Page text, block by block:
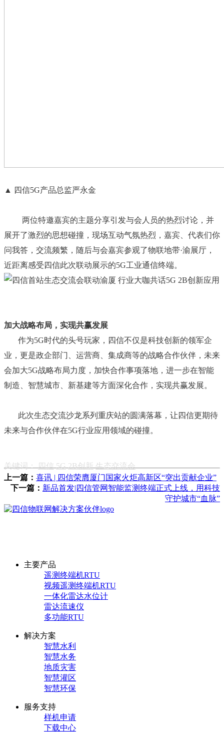
▲ 四信5G产品总监严永金
两位特邀嘉宾的主题分享引发与会人员的热烈讨论，并
展开了激烈的思想碰撞，现场互动气氛热烈，嘉宾、代表们你
问我答，交流频繁，随后与会嘉宾参观了物联地带·渝展厅，
近距离感受四信此次联动展示的5G工业通信终端。
加大战略布局，实现共赢发展
作为5G时代的头号玩家，四信不仅是科技创新的领军企
业，更是政企部门、运营商、集成商等的战略合作伙伴，未来
会加大5G战略布局力度，加快合作事项落地，进一步在智能
制造、智慧城市、新基建等方面深化合作，实现共赢发展。
此次生态交流沙龙系列重庆站的圆满落幕，让四信更期待
未来与合作伙伴在5G行业应用领域的碰撞。
关键词：四信 5G 2B创新 生态交流会
上一篇： 喜讯 | 四信荣膺厦门国家火炬高新区“突出贡献企业”
下一篇： 新品首发|四信管网智能监测终端正式上线，用科技
守护城市“血脉”
主要产品
遥测终端机RTU
视频遥测终端机RTU
一体化雷达水位计
雷达流速仪
多功能RTU
解决方案
智慧水利
智慧水务
地质灾害
智慧灌区
智慧环保
服务支持
样机申请
下载中心